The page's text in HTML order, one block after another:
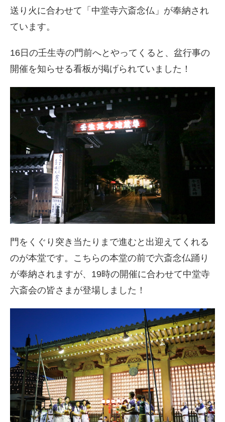
送り火に合わせて「中堂寺六斎念仏」が奉納され
ています。
16日の壬生寺の門前へとやってくると、盆行事の
開催を知らせる看板が掲げられていました！
門をくぐり突き当たりまで進むと出迎えてくれる
のが本堂です。こちらの本堂の前で六斎念仏踊り
が奉納されますが、19時の開催に合わせて中堂寺
六斎会の皆さまが登場しました！